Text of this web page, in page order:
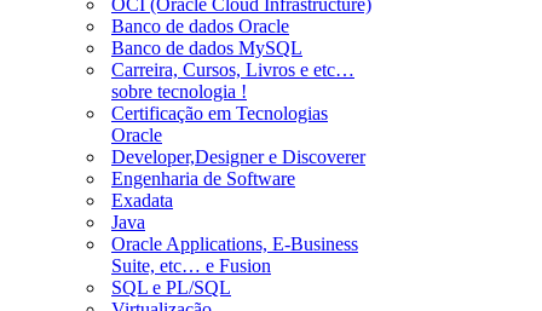
OCI (Oracle Cloud Infrastructure)
Banco de dados Oracle
Banco de dados MySQL
Carreira, Cursos, Livros e etc…
sobre tecnologia !
Certificação em Tecnologias
Oracle
Developer,Designer e Discoverer
Engenharia de Software
Exadata
Java
Oracle Applications, E-Business
Suite, etc… e Fusion
SQL e PL/SQL